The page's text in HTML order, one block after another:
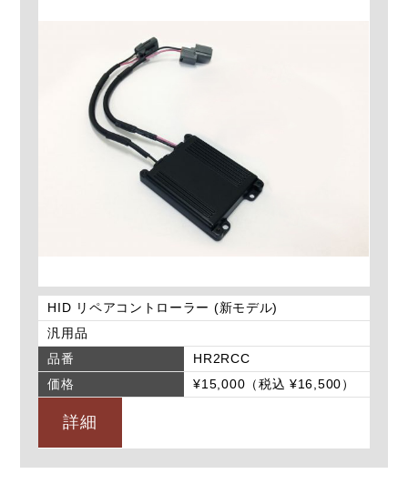
HID リペアコントローラー (新モデル)
汎用品
品番
HR2RCC
価格
¥15,000（税込 ¥16,500）
詳細